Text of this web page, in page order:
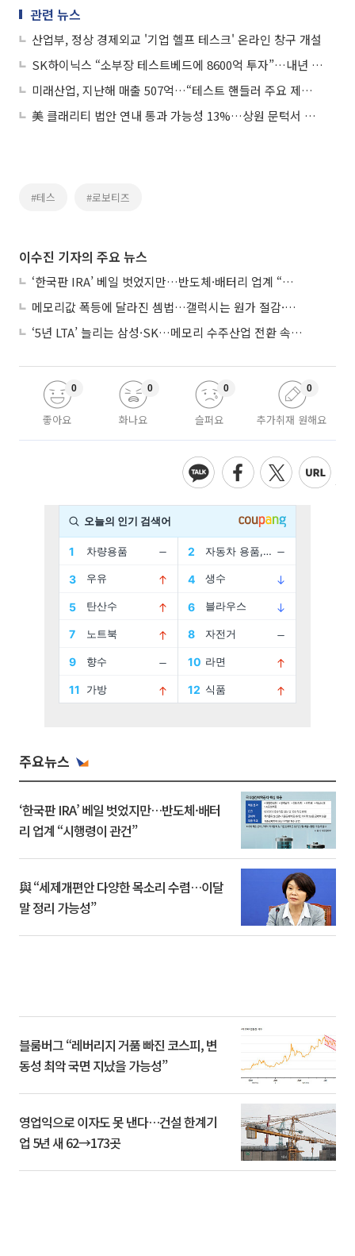
관련 뉴스
산업부, 정상 경제외교 '기업 헬프 테스크' 온라인 창구 개설
SK하이닉스 “소부장 테스트베드에 8600억 투자”…내년 5월 가동 목표
미래산업, 지난해 매출 507억…“테스트 핸들러 주요 제품군 판매 호조”
美 클래리티 법안 연내 통과 가능성 13%…상원 문턱서 제동
#테스 #로보티즈
이수진 기자의 주요 뉴스
‘한국판 IRA’ 베일 벗었지만…반도체·배터리 업계 “시행령이 관건”
메모리값 폭등에 달라진 셈법…갤럭시는 원가 절감·아이폰은 서비스 확대
‘5년 LTA’ 늘리는 삼성·SK…메모리 수주산업 전환 속 다른 셈법
좋아요
0
화나요
0
슬퍼요
0
추가취재 원해요
0
주요뉴스
‘한국판 IRA’ 베일 벗었지만…반도체·배터
리 업계 “시행령이 관건”
與 “세제개편안 다양한 목소리 수렴…이달
말 정리 가능성”
블룸버그 “레버리지 거품 빠진 코스피, 변
동성 최악 국면 지났을 가능성”
영업익으로 이자도 못 낸다…건설 한계기
업 5년 새 62→173곳